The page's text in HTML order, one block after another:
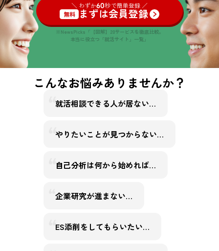
＼ わずか60秒で簡単登録 ／
無料
まずは会員登録
※NewsPicks「【図解】20サービスを徹底比較。
本当に役立つ「就活サイト」一覧」
こんなお悩みありませんか？
就活相談できる人が居ない…
やりたいことが見つからない…
自己分析は何から始めれば…
企業研究が進まない…
ES添削をしてもらいたい…